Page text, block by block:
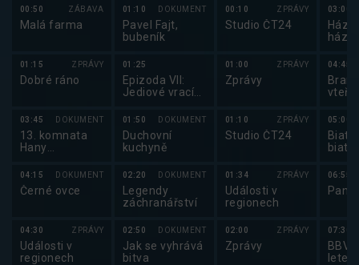
00:50 ZÁBAVA
Malá farma
01:15 ZPRÁVY
Dobré ráno
03:45 DOKUMENT
13. komnata
Hany
04:15 DOKUMENT
Černé ovce
04:30 ZPRÁVY
Události v
regionech
01:10 DOKUMENT
Pavel Fajt,
bubeník
01:25
Epizoda VII:
Jediové vrací
01:50 DOKUMENT
Duchovní
kuchyně
02:20 DOKUMENT
Legendy
záchranářství
02:50 DOKUMENT
Jak se vyhrává
bitva
00:10 ZPRÁVY
Studio ČT24
01:00 ZPRÁVY
Zprávy
01:10 ZPRÁVY
Studio ČT24
01:34 ZPRÁVY
Události v
regionech
02:00 ZPRÁVY
Zprávy
03:00
04:45
05:00
06:55
07:30
BBV